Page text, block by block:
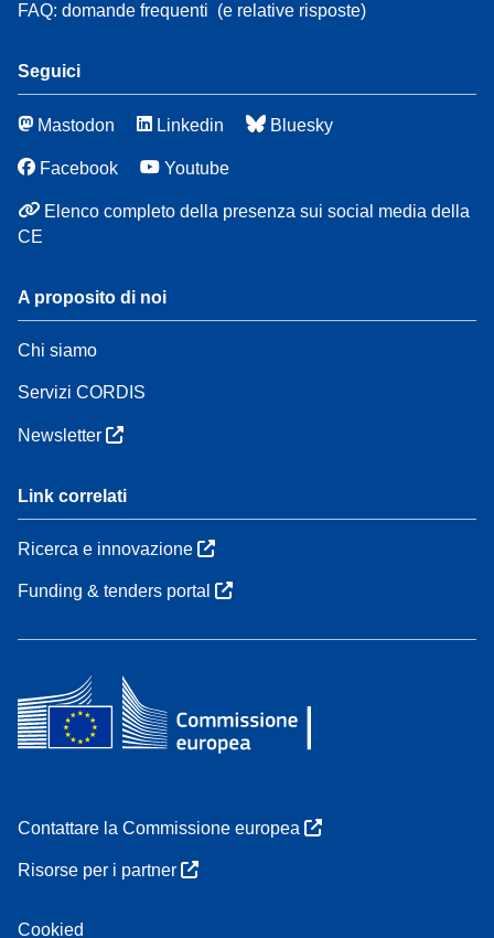
FAQ: domande frequenti (e relative risposte)
Seguici
Mastodon Linkedin Bluesky
Facebook Youtube
Elenco completo della presenza sui social media della
CE
A proposito di noi
Chi siamo
Servizi CORDIS
Newsletter
Link correlati
Ricerca e innovazione
Funding & tenders portal
Contattare la Commissione europea
Risorse per i partner
Cookied